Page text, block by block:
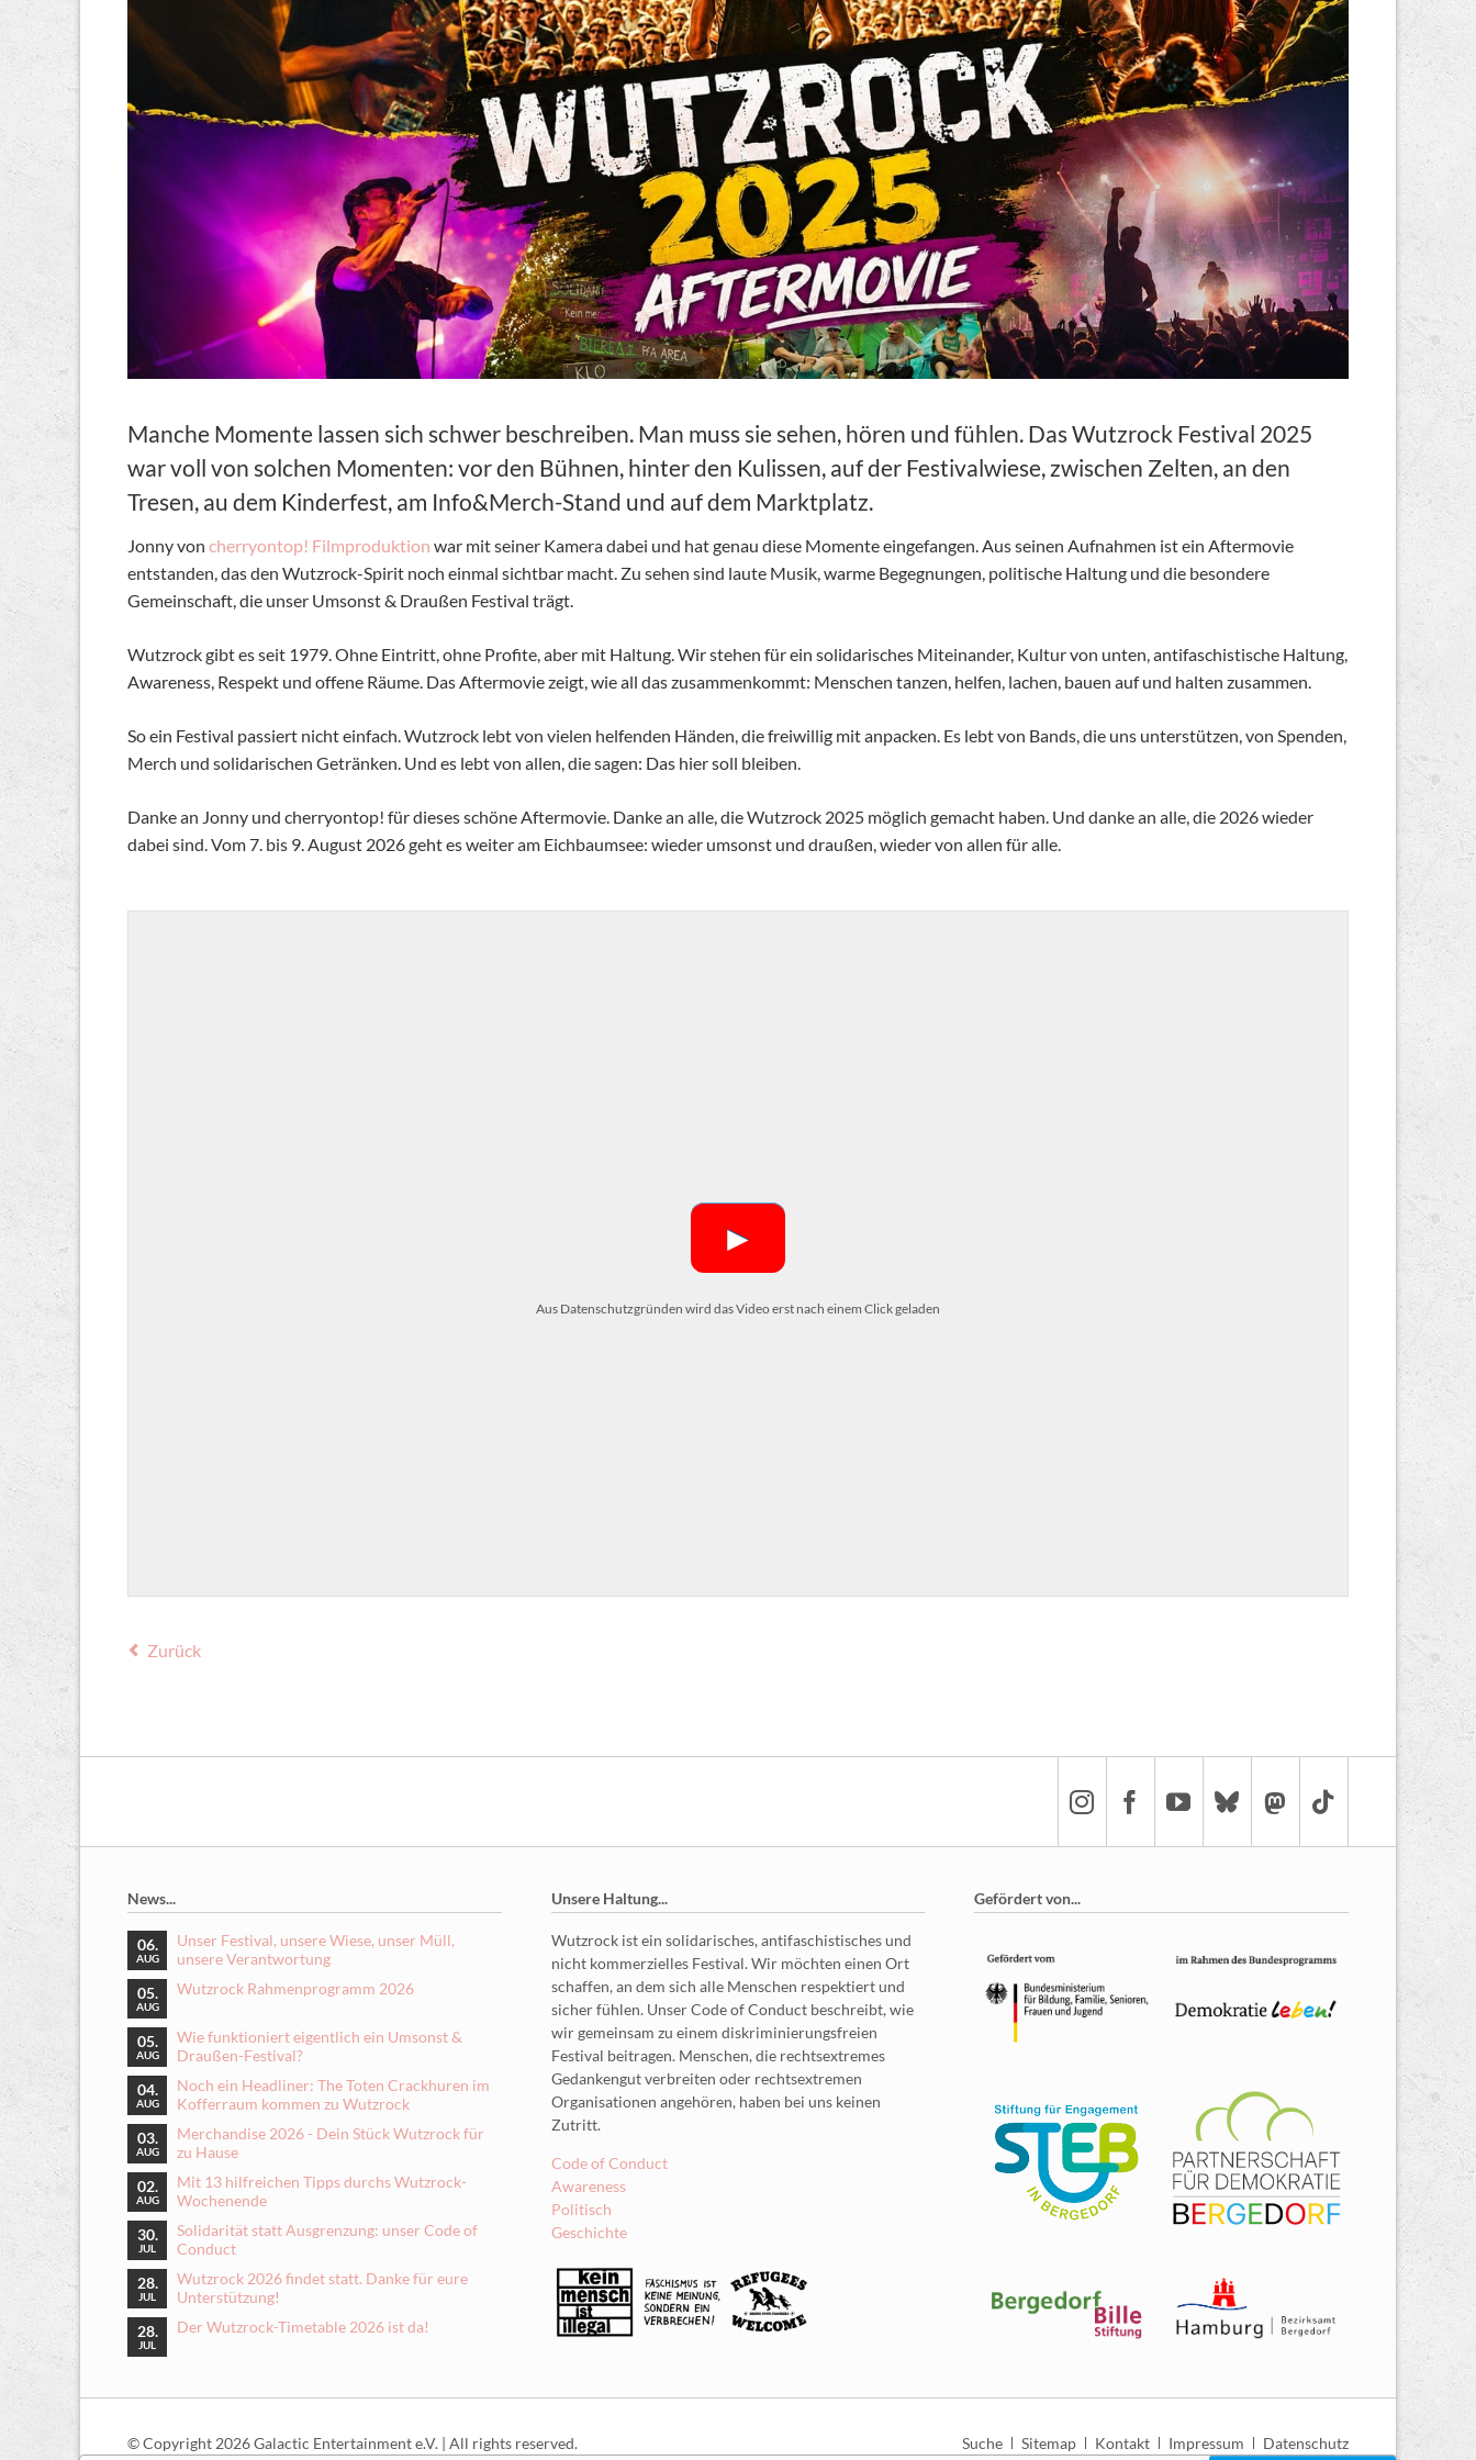
Manche Momente lassen sich schwer beschreiben. Man muss sie sehen, hören und fühlen. Das Wutzrock Festival 2025
war voll von solchen Momenten: vor den Bühnen, hinter den Kulissen, auf der Festivalwiese, zwischen Zelten, an den
Tresen, au dem Kinderfest, am Info&Merch-Stand und auf dem Marktplatz.
Jonny von cherryontop! Filmproduktion war mit seiner Kamera dabei und hat genau diese Momente eingefangen. Aus seinen Aufnahmen ist ein Aftermovie
entstanden, das den Wutzrock-Spirit noch einmal sichtbar macht. Zu sehen sind laute Musik, warme Begegnungen, politische Haltung und die besondere
Gemeinschaft, die unser Umsonst & Draußen Festival trägt.
Wutzrock gibt es seit 1979. Ohne Eintritt, ohne Profite, aber mit Haltung. Wir stehen für ein solidarisches Miteinander, Kultur von unten, antifaschistische Haltung,
Awareness, Respekt und offene Räume. Das Aftermovie zeigt, wie all das zusammenkommt: Menschen tanzen, helfen, lachen, bauen auf und halten zusammen.
So ein Festival passiert nicht einfach. Wutzrock lebt von vielen helfenden Händen, die freiwillig mit anpacken. Es lebt von Bands, die uns unterstützen, von Spenden,
Merch und solidarischen Getränken. Und es lebt von allen, die sagen: Das hier soll bleiben.
Danke an Jonny und cherryontop! für dieses schöne Aftermovie. Danke an alle, die Wutzrock 2025 möglich gemacht haben. Und danke an alle, die 2026 wieder
dabei sind. Vom 7. bis 9. August 2026 geht es weiter am Eichbaumsee: wieder umsonst und draußen, wieder von allen für alle.
►
Aus Datenschutzgründen wird das Video erst nach einem Click geladen
Zurück
News...
06.
AUG
Unser Festival, unsere Wiese, unser Müll,
unsere Verantwortung
05.
AUG
Wutzrock Rahmenprogramm 2026
05.
AUG
Wie funktioniert eigentlich ein Umsonst &
Draußen-Festival?
04.
AUG
Noch ein Headliner: The Toten Crackhuren im
Kofferraum kommen zu Wutzrock
03.
AUG
Merchandise 2026 - Dein Stück Wutzrock für
zu Hause
02.
AUG
Mit 13 hilfreichen Tipps durchs Wutzrock-
Wochenende
30.
JUL
Solidarität statt Ausgrenzung: unser Code of
Conduct
28.
JUL
Wutzrock 2026 findet statt. Danke für eure
Unterstützung!
28.
JUL
Der Wutzrock-Timetable 2026 ist da!
Unsere Haltung...
Wutzrock ist ein solidarisches, antifaschistisches und
nicht kommerzielles Festival. Wir möchten einen Ort
schaffen, an dem sich alle Menschen respektiert und
sicher fühlen. Unser Code of Conduct beschreibt, wie
wir gemeinsam zu einem diskriminierungsfreien
Festival beitragen. Menschen, die rechtsextremes
Gedankengut verbreiten oder rechtsextremen
Organisationen angehören, haben bei uns keinen
Zutritt.
Code of Conduct
Awareness
Politisch
Geschichte
Gefördert von...
© Copyright 2026 Galactic Entertainment e.V. | All rights reserved.
Navigation
Suche Sitemap Kontakt Impressum Datenschutz